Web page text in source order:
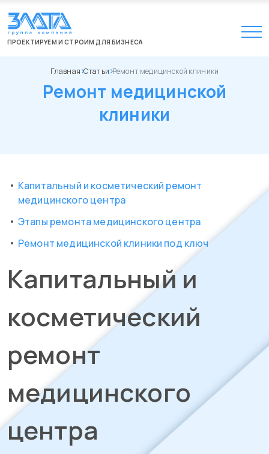
ПРОЕКТИРУЕМ И СТРОИМ ДЛЯ БИЗНЕСА
Главная Статьи Ремонт медицинской клиники
Ремонт медицинской
клиники
Капитальный и косметический ремонт
медицинского центра
Этапы ремонта медицинского центра
Ремонт медицинской клиники под ключ
Капитальный и
косметический
ремонт
медицинского
центра